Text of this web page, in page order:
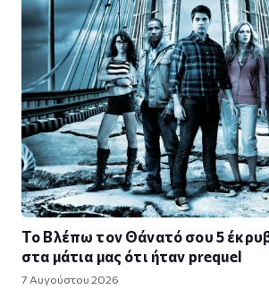
Το Βλέπω τον Θάνατό σου 5
στα μάτια μας ότι ήταν prequel
7 Αυγούστου 2026